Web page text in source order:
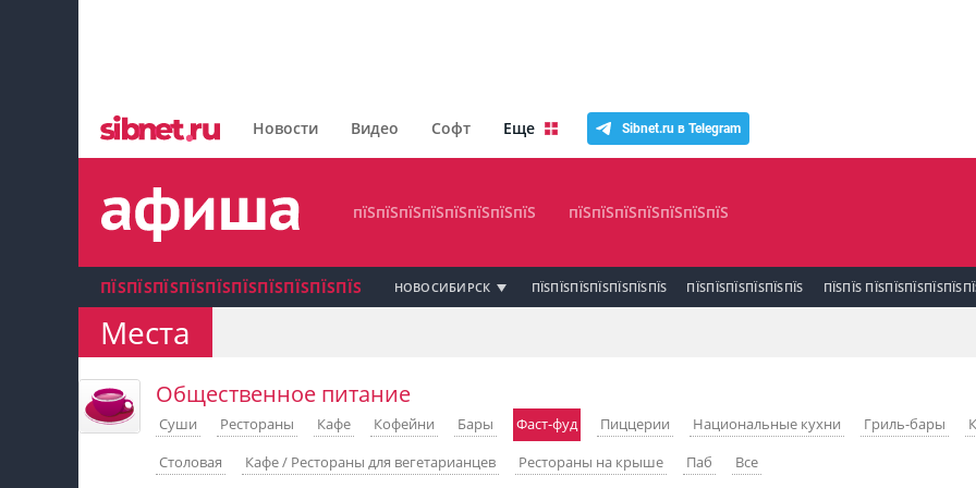
Новости Видео Софт Еще Sibnet.ru в Telegram
пїЅпїЅпїЅпїЅпїЅпїЅпїЅпїЅ
пїЅпїЅпїЅпїЅпїЅпїЅпїЅ
пїЅпїЅпїЅ пїЅпїЅпїЅпїЅпїЅпїЅпїЅ пїЅпїЅ
пїЅпїЅпїЅпїЅпїЅ
пїЅпїЅпїЅ пїЅпїЅпїЅпїЅпїЅпїЅпїЅ
пїЅпїЅпїЅпїЅпїЅпїЅпїЅпїЅ пїЅпїЅпїЅпїЅпїЅпїЅпїЅ
ПЇЅПЇЅПЇЅПЇЅПЇЅПЇЅПЇЅПЇЅПЇЅПЇЅ НОВОСИБИРСК ПЇЅПЇЅПЇЅПЇЅПЇЅПЇЅПЇЅ ПЇЅПЇЅПЇЅПЇЅПЇЅПЇЅ ПЇЅПЇЅ
Места
Общественное питание
Суши Рестораны Кафе Кофейни Бары Фаст-фуд Пиццерии Национальные кухни Гриль-бары
Столовая
Кафе / Рестораны для вегетарианцев Рестораны на крыше Паб Все